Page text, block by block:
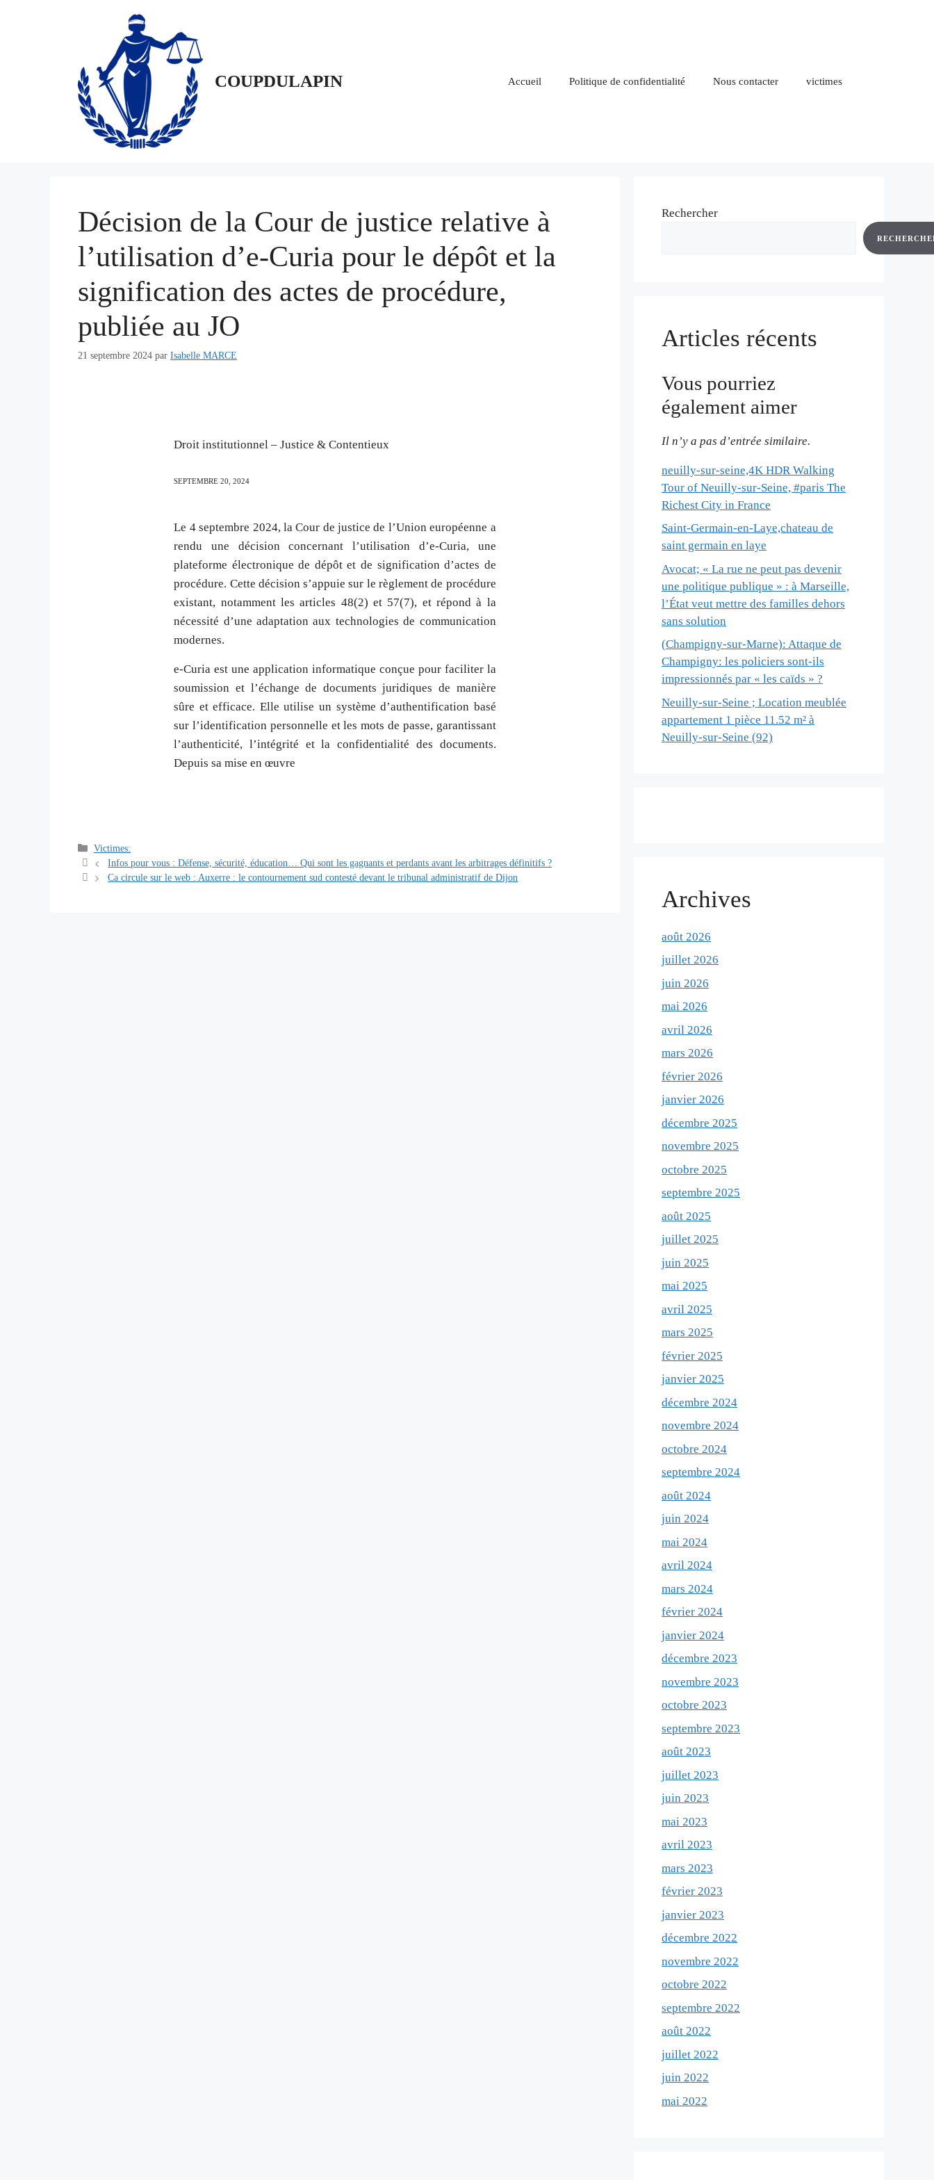
COUPDULAPIN Accueil Politique de confidentialité Nous contacter victimes
Décision de la Cour de justice relative à
l’utilisation d’e-Curia pour le dépôt et la
signification des actes de procédure,
publiée au JO
21 septembre 2024 par Isabelle MARCE
Droit institutionnel – Justice & Contentieux
SEPTEMBRE20,2024
Le 4 septembre 2024, la Cour de justice de l’Union européenne a
rendu une décision concernant l’utilisation d’e-Curia, une
plateforme électronique de dépôt et de signification d’actes de
procédure. Cette décision s’appuie sur le règlement de procédure
existant, notamment les articles 48(2) et 57(7), et répond à la
nécessité d’une adaptation aux technologies de communication
modernes.
e-Curia est une application informatique conçue pour faciliter la
soumission et l’échange de documents juridiques de manière
sûre et efficace. Elle utilise un système d’authentification basé
sur l’identification personnelle et les mots de passe, garantissant
l’authenticité, l’intégrité et la confidentialité des documents.
Depuis sa mise en œuvre
Catégories
Victimes:
Navigation
des
Infos pour vous : Défense, sécurité, éducation… Qui sont les gagnants et perdants avant les arbitrages définitifs ?
Ca circule sur le web : Auxerre : le contournement sud contesté devant le tribunal administratif de Dijon
Rechercher
Articles récents
Vous pourriez
également aimer
Il n’y a pas d’entrée similaire.
neuilly-sur-seine,4K HDR Walking
Tour of Neuilly-sur-Seine, #paris The
Richest City in France
Saint-Germain-en-Laye,chateau de
saint germain en laye
Avocat; « La rue ne peut pas devenir
une politique publique » : à Marseille,
l’État veut mettre des familles dehors
sans solution
(Champigny-sur-Marne): Attaque de
Champigny: les policiers sont-ils
impressionnés par « les caïds » ?
Neuilly-sur-Seine ; Location meublée
appartement 1 pièce 11.52 m² à
Neuilly-sur-Seine (92)
Archives
août 2026
juillet 2026
juin 2026
mai 2026
avril 2026
mars 2026
février 2026
janvier 2026
décembre 2025
novembre 2025
octobre 2025
septembre 2025
août 2025
juillet 2025
juin 2025
mai 2025
avril 2025
mars 2025
février 2025
janvier 2025
décembre 2024
novembre 2024
octobre 2024
septembre 2024
août 2024
juin 2024
mai 2024
avril 2024
mars 2024
février 2024
janvier 2024
décembre 2023
novembre 2023
octobre 2023
septembre 2023
août 2023
juillet 2023
juin 2023
mai 2023
avril 2023
mars 2023
février 2023
janvier 2023
décembre 2022
novembre 2022
octobre 2022
septembre 2022
août 2022
juillet 2022
juin 2022
mai 2022